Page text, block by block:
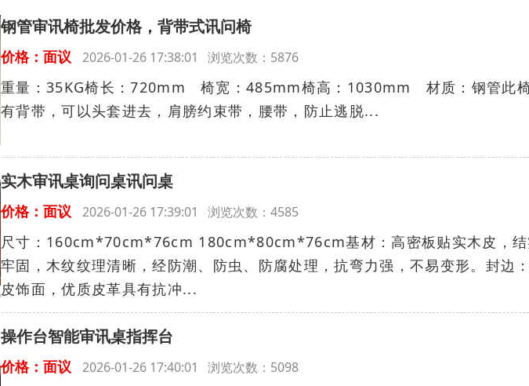
钢管审讯椅批发价格，背带式讯问椅
价格：面议 2026-01-26 17:38:01 浏览次数：5876
重量：35KG椅长：720mm 椅宽：485mm椅高：1030mm 材质：钢管此
有背带，可以头套进去，肩膀约束带，腰带，防止逃脱...
实木审讯桌询问桌讯问桌
价格：面议 2026-01-26 17:39:01 浏览次数：4585
尺寸：160cm*70cm*76cm 180cm*80cm*76cm基材：高密板贴实木皮，
牢固，木纹纹理清晰，经防潮、防虫、防腐处理，抗弯力强，不易变形。封边
皮饰面，优质皮革具有抗冲...
操作台智能审讯桌指挥台
价格：面议 2026-01-26 17:40:01 浏览次数：5098